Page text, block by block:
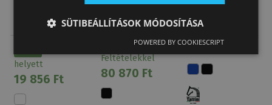
Csillogós
helyett
19 856 Ft
Tattini Széles
Ellenzős Ar…
Feltételekkel
80 870 Ft
Tattini Széles
Ellenzős Ca…
80 870 Ft
SÜTIBEÁLLÍTÁSOK MÓDOSÍTÁSA
POWERED BY COOKIESCRIPT